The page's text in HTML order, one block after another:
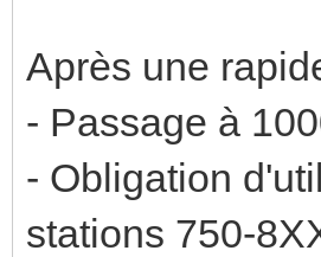
Après une
- Passage à
- Obligation
stations 750-